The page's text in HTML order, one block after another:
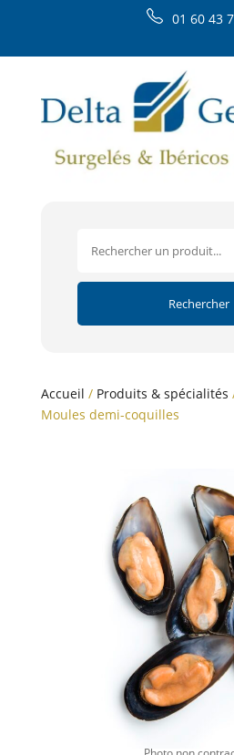
01 60 43
Accueil / Produits & spécialités
Moules demi-coquilles